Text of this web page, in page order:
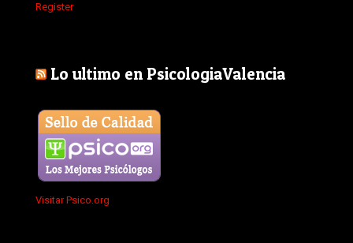
Register
Lo ultimo en PsicologiaValencia
Visitar Psico.org